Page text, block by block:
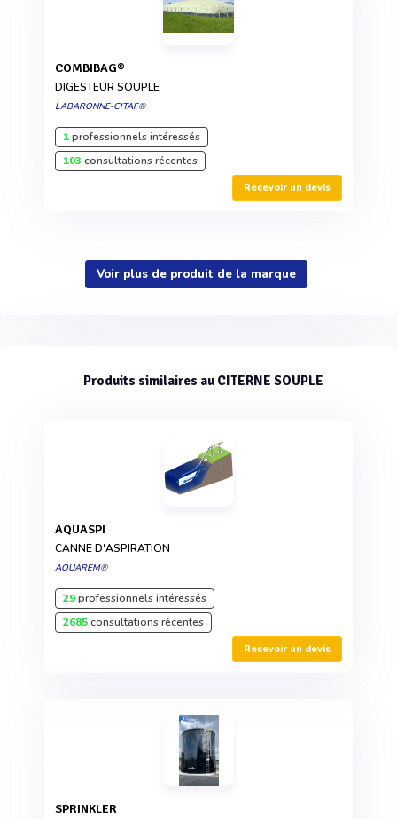
COMBIBAG®
DIGESTEUR SOUPLE
LABARONNE-CITAF®
1professionnels intéressés
103 consultations récentes
Recevoir un devis
Voir plus de produit de la marque
Produits similaires au CITERNE SOUPLE
AQUASPI
CANNE D'ASPIRATION
AQUAREM®
29professionnels intéressés
2685consultations récentes
Recevoir un devis
SPRINKLER